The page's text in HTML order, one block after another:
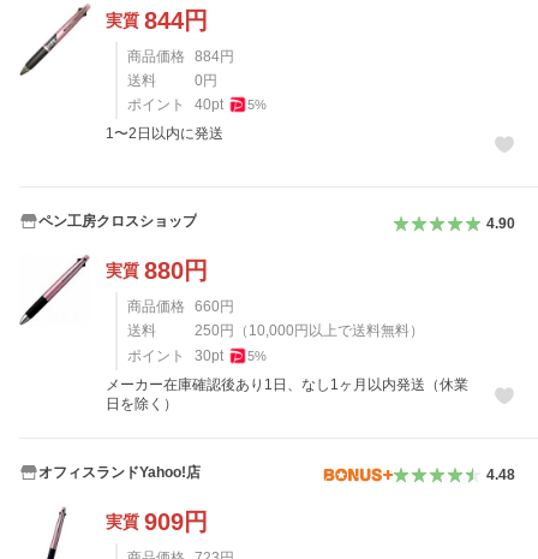
実質 844円
商品価格 884円
送料
0 円
ポイント
40pt 5%
1〜2日以内に発送
ペン工房クロスショップ 4.90
実質 880円
商品価格 660 円
送料
250 円 （ 10,000 円以上で送料無料）
ポイント
30pt 5%
メーカー在庫確認後あり1日、なし1ヶ月以内発送（休業
日を除く）
オフィスランドYahoo!店 4.48
実質 909円